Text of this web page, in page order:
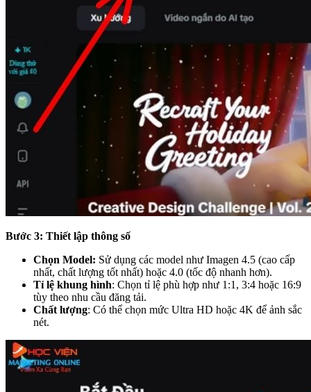
Bước 3: Thiết lập thông số
Chọn Model: Sử dụng các model như Imagen 4.5 (cao cấp
nhất, chất lượng tốt nhất) hoặc 4.0 (tốc độ nhanh hơn).
Tỉ lệ khung hình: Chọn tỉ lệ phù hợp như 1:1, 3:4 hoặc 16:9
tùy theo nhu cầu đăng tải.
Chất lượng: Có thể chọn mức Ultra HD hoặc 4K để ảnh sắc
nét.